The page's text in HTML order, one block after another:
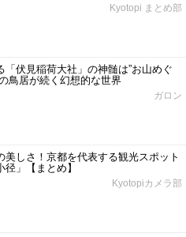
Kyotopi まとめ部
「伏見稲荷大社」の神髄は”お山めぐ
鳥居が続く幻想的な世界
ガロン
美しさ！京都を代表する観光スポット
」【まとめ】
Kyotopiカメラ部